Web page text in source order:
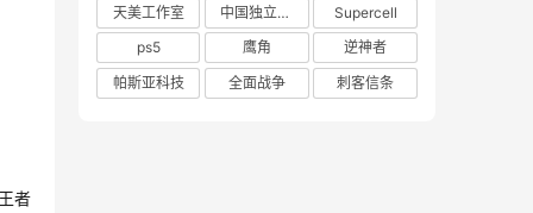
者
天美工作室
中国独立游戏联盟
Supercell
ps5
鹰角
逆神者
帕斯亚科技
全面战争 刺客信条